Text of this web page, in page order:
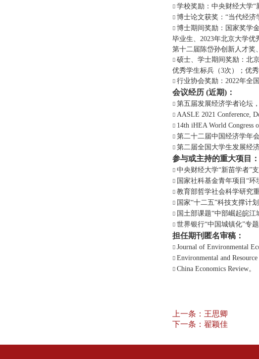
学校奖励： 中央财经大学“
博士论文获奖： “当代经济
博士期间奖励 ： 国家奖学金
毕业生、 2023年北京大学优
第十二届陈岱孙创新人才奖、
硕士、学士期间奖励 ： 北
优秀学生标兵 （3次）
；优
行业协会奖励： 2022年全
会议经历 (近期) ：
第五届发展经济学者论坛
AASLE 2021 Conference,
14th iHEA World Congress
第二十二届中国经济学年
第二届全国大学生发展经
参与或主持的重大项目 ：
中央财经大学“新苗学者”
国家社科基金青年项目 “环
教育部哲学社会科学研究
国家“十二五”科技支撑计划
国土部课题“中部崛起皖江
世界银行“中国城镇化”专题
担任期刊匿名审稿 ：
Journal of Environmental
Environmental and
China Economics Review。
上一条： 王思卿
下一条： 翟颖佳